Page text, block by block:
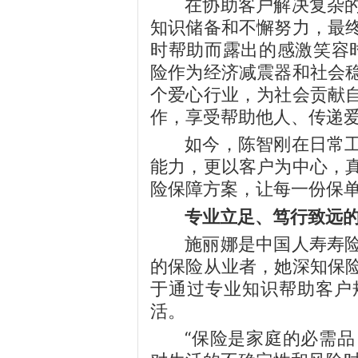
在协助客户解决复杂
知识储备和不懈努力，最
时帮助而露出的感激笑容
险作为经济减震器和社会
个爱心行业，为社会贡献
作，享受帮助他人、传递
如今，陈智刚在日常
能力，更以客户为中心，
险保障方案，让每一份保
专业立足、笃行致远
施丽娜是中国人寿寿
的保险从业者，她深知保
于通过专业知识帮助客
活。
“保险是家庭的必需